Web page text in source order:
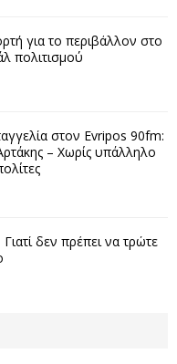
για το περιβάλλον στο
πολιτισμού
στον Evripos 90fm:
– Χωρίς υπάλληλο
δεν πρέπει να τρώτε